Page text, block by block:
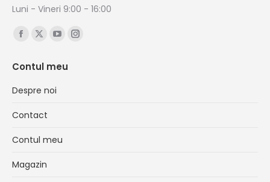
Luni - Vineri 9:00 - 16:00
Find us on:
Facebook
opens
in
window
X
opens
in
window
YouTube
opens
Instagram
Contul meu
Despre noi
Contact
Contul meu
Magazin